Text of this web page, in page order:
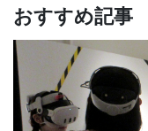
した。紳士服・洋品
だったが、品番移管
増）は、化粧品が
を維持。身の回り品
移した。食料品（
おすすめ記事